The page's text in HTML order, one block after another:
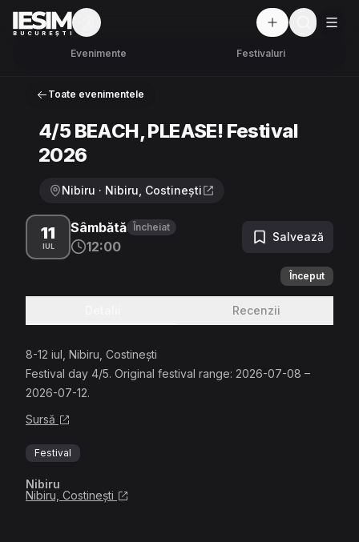
BUCUREȘTI Mod întunecat
Evenimente Festivaluri
Toate evenimentele
4/5 BEACH, PLEASE! Festival
2026
Nibiru · Nibiru, Costinești
11
IUL
Sâmbătă Încheiat
12:00
Salvează
Început
Recenzii
8-12 iul, Nibiru, Costinești
Festival day 4/5. Original festival range: 2026-07-08 –
2026-07-12.
Sursă
Festival
Nibiru
Nibiru, Costinești